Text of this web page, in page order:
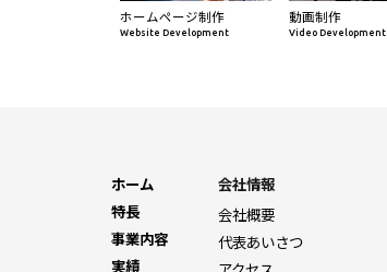
ホームページ制作
Website Development
動画制作
Video Development
ホーム
特長
事業内容
実績
会社情報
会社概要
代表あいさつ